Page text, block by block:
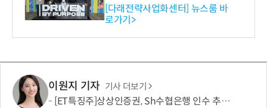
와의 비즈니스 미팅 지원…K
-바이오 해외 진출 교두보 확
보
[다래전략사업화센터] 뉴스룸 바
로가기>
이원지 기자 기사 더보기
[ET특징주]상상인증권, Sh수협은행 인수 추진 기대감에 상승세